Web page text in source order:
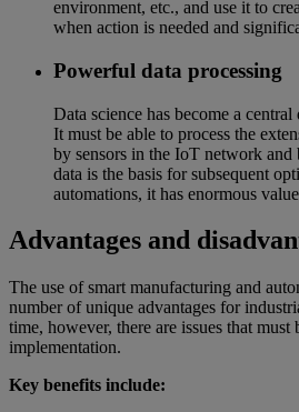
environment, etc., and use it to
when action is needed and
Powerful data processing
Data science has become a
It must be able to process the
by sensors in the IoT network and
data is the basis for subsequent
automations, it has enormous
Advantages and
The use of smart manufacturing and
number of unique advantages for
time, however, there are issues that must
implementation.
Key benefits include: